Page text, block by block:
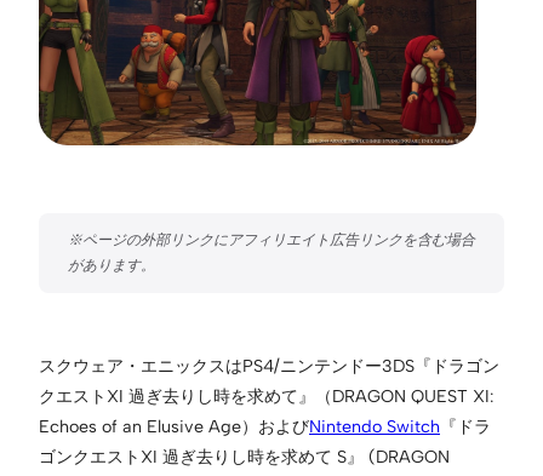
スクウェア・エニックスはPS4/ニンテンドー3DS『ドラゴン
クエストXI 過ぎ去りし時を求めて』（DRAGON QUEST XI:
Echoes of an Elusive Age）およびNintendo Switch 『ドラ
ゴンクエストXI 過ぎ去りし時を求めて S』 (DRAGON